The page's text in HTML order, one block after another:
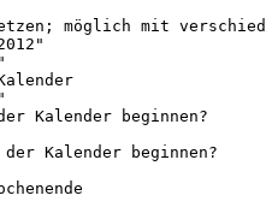
möglich mit
Kalender beginnen?
Kalender beginnen?